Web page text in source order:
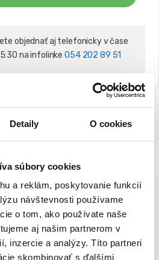
Detaily O cookies
súbory cookies
a reklám, poskytovanie funkcií
návštevnosti používame
o tom, ako používate naše
aj našim partnerom v
inzercie a analýzy. Títo partneri
skombinovať s ďalšími
objednať aj telefonicky v čase
na infolinke054 202 89 51
80x600mm pre
Energy+ | 56H780
použitiesakumulátorovým
+ 58G084.
otvorov do zeme, najmä v